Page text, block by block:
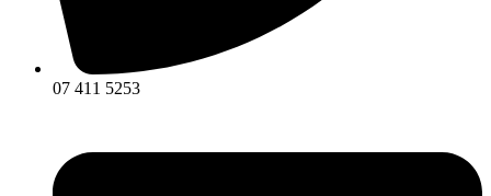
07 411 5253